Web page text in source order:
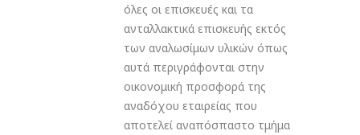
όλες οι επισκευές και τα
ανταλλακτικά επισκευής εκτός
των αναλωσίμων υλικών όπως
αυτά περιγράφονται στην
οικονομική προσφορά της
αναδόχου εταιρείας που
αποτελεί αναπόσπαστο τμήμα